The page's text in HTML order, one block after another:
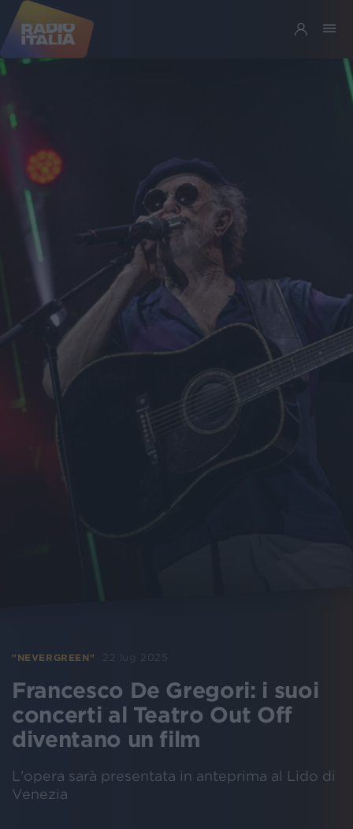
"NEVERGREEN" 22 lug 2025
Francesco De Gregori: i suoi
concerti al Teatro Out Off
diventano un film
L'opera sarà presentata in anteprima al Lido di
Venezia